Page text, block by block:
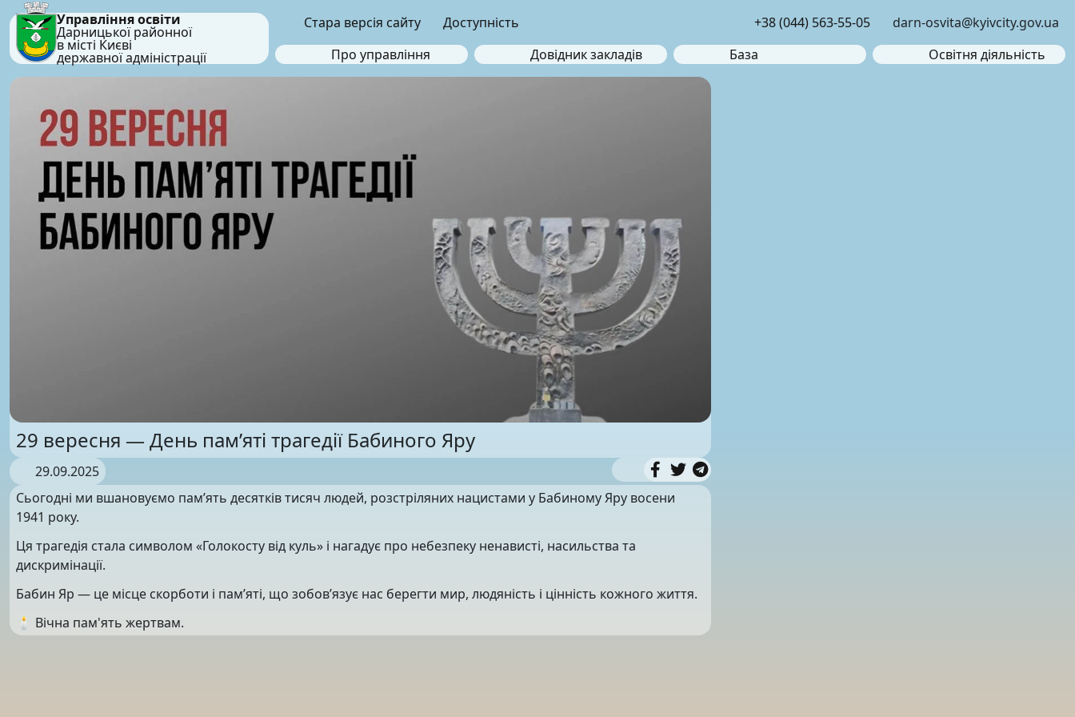
Управління освіти
Дарницької районної
в місті Києві
державної адміністрації
Стара версія сайту Доступність +38 (044) 563-55-05
darn-osvita@kyivcity.gov.ua
Про управління
Довідник закладів База Освітня діяльність
29 вересня — День пам’яті трагедії Бабиного Яру
29.09.2025
Сьогодні ми вшановуємо пам’ять десятків тисяч людей, розстріляних нацистами у Бабиному Яру восени
1941 року.
Ця трагедія стала символом «Голокосту від куль» і нагадує про небезпеку ненависті, насильства та
дискримінації.
Бабин Яр — це місце скорботи і пам’яті, що зобов’язує нас берегти мир, людяність і цінність кожного життя.
🕯 Вічна пам'ять жертвам.